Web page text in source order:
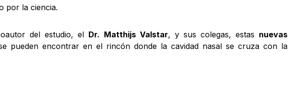
por la ciencia.
del estudio, el Dr. Matthijs Valstar, y sus colegas, estas nuevas
pueden encontrar en el rincón donde la cavidad nasal se cruza con la